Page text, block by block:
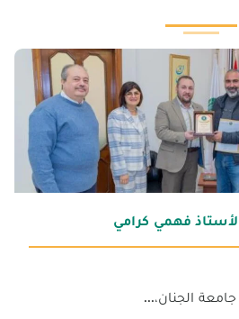
فهمي كرامي
الجنان،...